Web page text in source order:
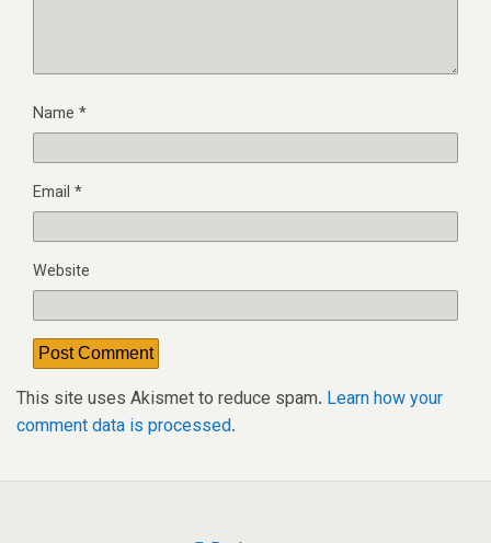
Name *
Email *
Website
This site uses Akismet to reduce spam. Learn how your
comment data is processed.